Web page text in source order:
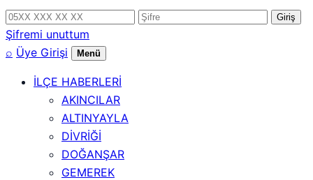
Telefon
numarası
Şifre Giriş
Şifremi unuttum
⌕ Üye Girişi Menü
İLÇE HABERLERİ
AKINCILAR
ALTINYAYLA
DİVRİĞİ
DOĞANŞAR
GEMEREK